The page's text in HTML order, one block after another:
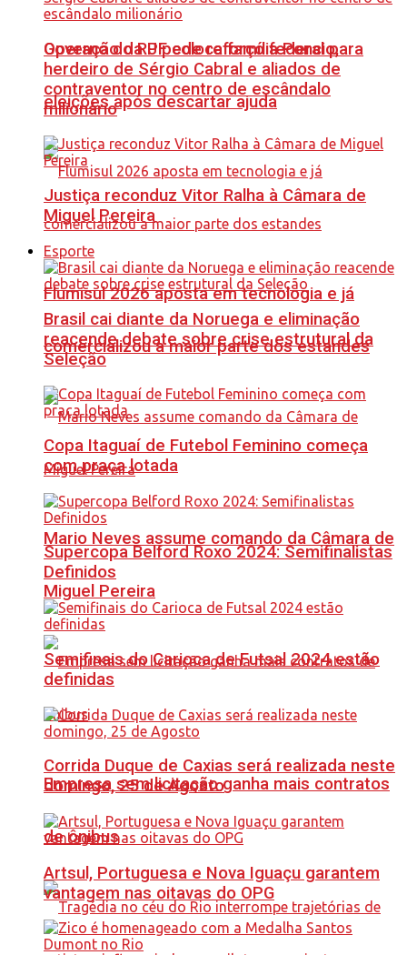
Governo do RJ pede reforço federal para
eleições após descartar ajuda
Flumisul 2026 aposta em tecnologia e já
comercializou a maior parte dos estandes
Mario Neves assume comando da Câmara de
Miguel Pereira
Empresa sem licitação ganha mais contratos
de ônibus
Operação da PF coloca família Poncio,
herdeiro de Sérgio Cabral e aliados de
contraventor no centro de escândalo
milionário
Justiça reconduz Vitor Ralha à Câmara de
Miguel Pereira
Esporte
Brasil cai diante da Noruega e eliminação
reacende debate sobre crise estrutural da
Seleção
Copa Itaguaí de Futebol Feminino começa
com praça lotada
Supercopa Belford Roxo 2024: Semifinalistas
Definidos
Semifinais do Carioca de Futsal 2024 estão
definidas
Corrida Duque de Caxias será realizada neste
domingo, 25 de Agosto
Artsul, Portuguesa e Nova Iguaçu garantem
vantagem nas oitavas do OPG